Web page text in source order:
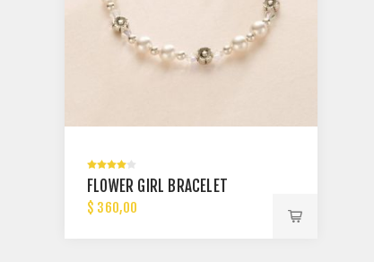
FLOWER GIRL BRACELET
$ 360,00